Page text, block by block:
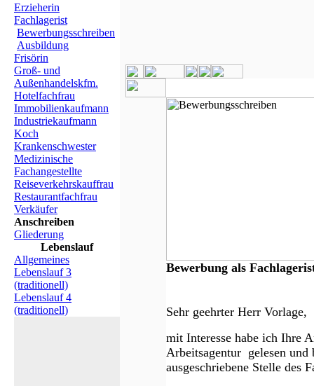
Erzieherin
Fachlagerist
Bewerbungsschreiben
Ausbildung
Frisörin
Groß- und
Außenhandelskfm.
Hotelfachfrau
Immobilienkaufmann
Industriekaufmann
Koch
Krankenschwester
Medizinische
Fachangestellte
Reiseverkehrskauffrau
Restaurantfachfrau
Verkäufer
Anschreiben
Gliederung
Lebenslauf
Allgemeines
Lebenslauf 3
(traditionell)
Lebenslauf 4
(traditionell)
Bewerbung als
Sehr geehrter Herr Vorlage,
mit Interesse habe ich Ihre
Arbeitsagentur gelesen und
ausgeschriebene Stelle des